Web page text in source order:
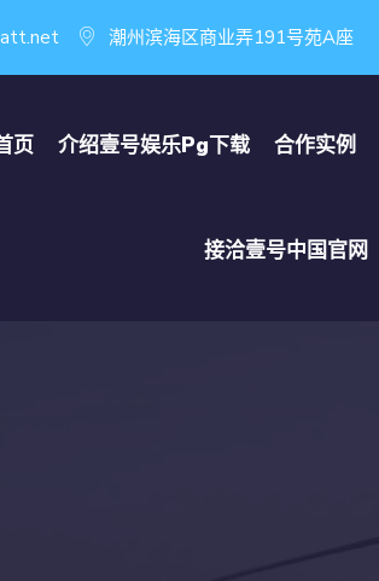
潮州滨海区商业弄191号苑A座
页 介绍壹号娱乐pg下载 合作实例
接洽壹号中国官网